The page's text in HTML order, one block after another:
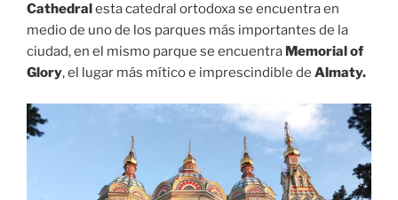
Cathedralesta catedral ortodoxa se encuentra en
medio de uno de los parques más importantes de la
ciudad, en el mismo parque se encuentra Memorial of
Glory, el lugar más mítico e imprescindible de Almaty.